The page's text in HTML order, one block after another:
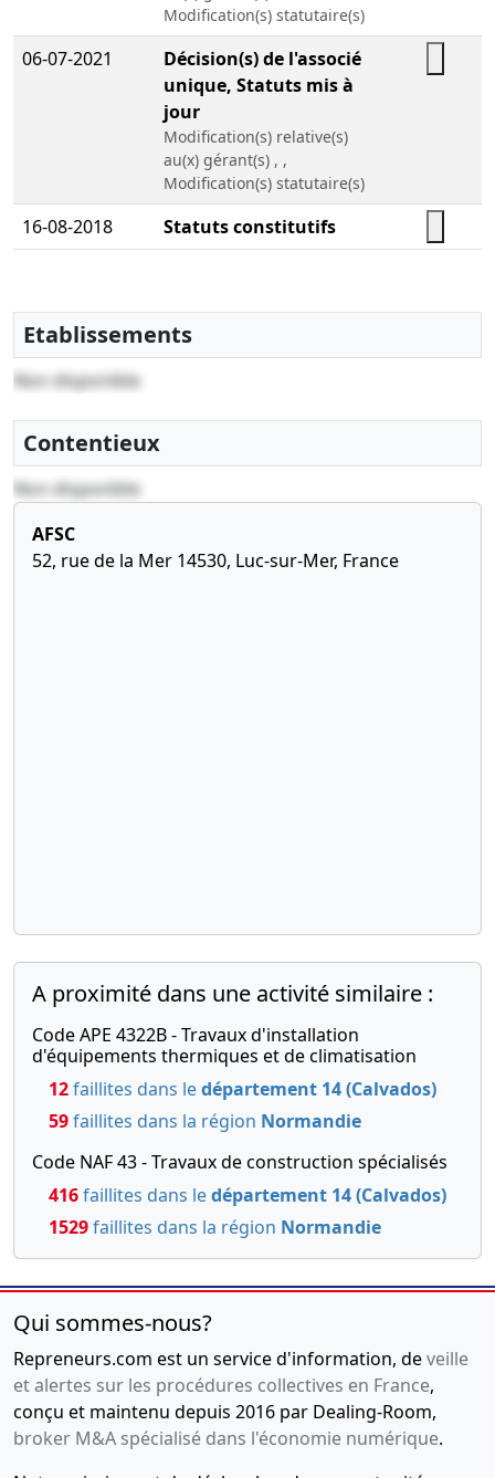
Modification(s) statutaire(s)
06-07-2021
Décision(s) de l'associé
unique, Statuts mis à
jour
Modification(s) relative(s)
au(x) gérant(s) , ,
Modification(s) statutaire(s)
16-08-2018 Statuts constitutifs
Etablissements
Non disponible
Contentieux
Non disponible
AFSC
52, rue de la Mer 14530, Luc-sur-Mer, France
A proximité dans une activité similaire :
Code APE 4322B - Travaux d'installation
d'équipements thermiques et de climatisation
12faillites dans ledépartement 14 (Calvados)
59faillites dans la région Normandie
Code NAF 43 - Travaux de construction spécialisés
416faillites dans ledépartement 14 (Calvados)
1529faillites dans la région Normandie
Qui sommes-nous?
Repreneurs.com est un service d'information, deveille
et alertes sur les procédures collectives en France,
conçu et maintenu depuis 2016 par Dealing-Room,
broker M&A spécialisé dans l'économie numérique.